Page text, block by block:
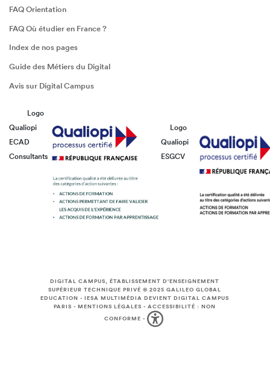
FAQ Orientation
FAQ Où étudier en France ?
Index de nos pages
Guide des Métiers du Digital
Avis sur Digital Campus
Logo
Qualiopi
ECAD
Consultants
Logo
Qualiopi
ESGCV
DIGITAL CAMPUS, ÉTABLISSEMENT D'ENSEIGNEMENT
SUPÉRIEUR TECHNIQUE PRIVÉ © 2025GALILEO GLOBAL
EDUCATION -IESA MULTIMÉDIA DEVIENT DIGITAL CAMPUS
PARIS -MENTIONS LÉGALES -ACCESSIBILITÉ : NON
CONFORME -